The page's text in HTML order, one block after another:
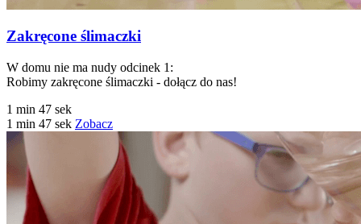
Zakręcone ślimaczki
W domu nie ma nudy odcinek 1:
Robimy zakręcone ślimaczki - dołącz do nas!
1 min 47 sek
1 min 47 sek Zobacz